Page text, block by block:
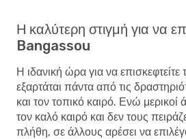
Η καλύτερη στιγμή για να
Bangassou
Η ιδανική ώρα για να
εξαρτάται πάντα από τις
και τον τοπικό καιρό. Ενώ
τον καλό καιρό και δεν τους
πλήθη, σε άλλους αρέσει να